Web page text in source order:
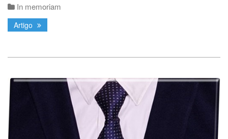
In memoriam
Artigo